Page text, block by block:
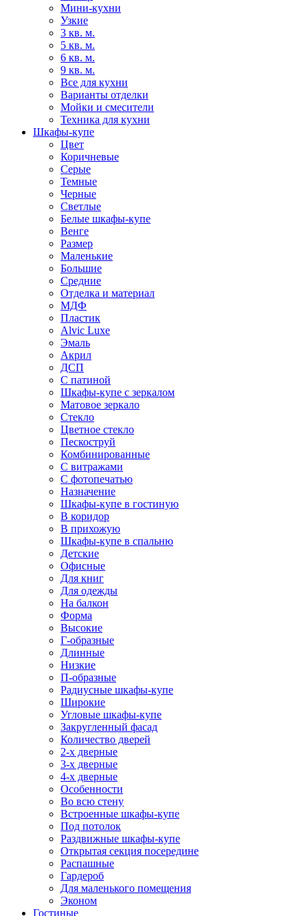
Мини-кухни
Узкие
3 кв. м.
5 кв. м.
6 кв. м.
9 кв. м.
Все для кухни
Варианты отделки
Мойки и смесители
Техника для кухни
Шкафы-купе
Цвет
Коричневые
Серые
Темные
Черные
Светлые
Белые шкафы-купе
Венге
Размер
Маленькие
Большие
Средние
Отделка и материал
МДФ
Пластик
Alvic Luxe
Эмаль
Акрил
ДСП
С патиной
Шкафы-купе с зеркалом
Матовое зеркало
Стекло
Цветное стекло
Пескоструй
Комбинированные
С витражами
С фотопечатью
Назначение
Шкафы-купе в гостиную
В коридор
В прихожую
Шкафы-купе в спальню
Детские
Офисные
Для книг
Для одежды
На балкон
Форма
Высокие
Г-образные
Длинные
Низкие
П-образные
Радиусные шкафы-купе
Широкие
Угловые шкафы-купе
Закругленный фасад
Количество дверей
2-х дверные
3-х дверные
4-х дверные
Особенности
Во всю стену
Встроенные шкафы-купе
Под потолок
Раздвижные шкафы-купе
Открытая секция посередине
Распашные
Гардероб
Для маленького помещения
Эконом
Гостиные